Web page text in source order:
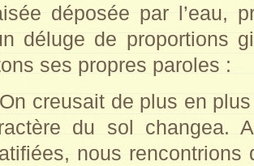
déposée par l’eau,
déluge de proportions
ses propres paroles :
creusait de plus en
du sol changea.
nous